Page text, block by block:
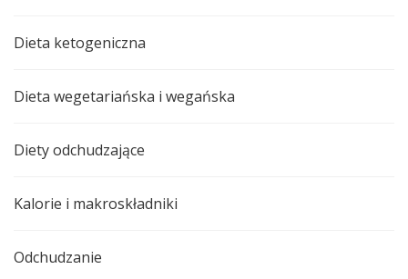
Dieta ketogeniczna
Dieta wegetariańska i wegańska
Diety odchudzające
Kalorie i makroskładniki
Odchudzanie